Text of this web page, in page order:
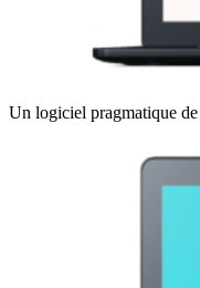
Un logiciel pragmatique